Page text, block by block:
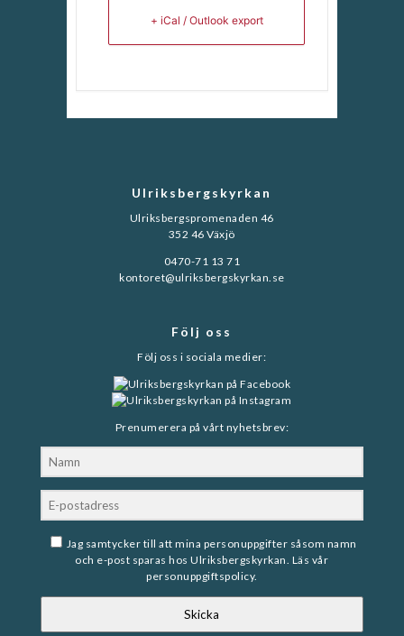
+ iCal / Outlook export
Ulriksbergskyrkan
Ulriksbergspromenaden 46
352 46 Växjö
0470-71 13 71
kontoret@ulriksbergskyrkan.se
Följ oss
Följ oss i sociala medier:
Prenumerera på vårt nyhetsbrev:
Jag samtycker till att mina personuppgifter såsom namn
och e-post sparas hos Ulriksbergskyrkan. Läs vår
personuppgiftspolicy.
Skicka